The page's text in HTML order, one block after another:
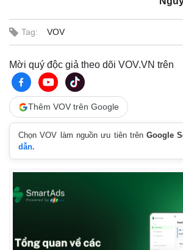
Tag: VOV
Mời quý độc giả theo dõi VOV.VN trên
Thêm VOV trên Google
Chọn VOV làm nguồn ưu tiên trênGoogle
dẫn.